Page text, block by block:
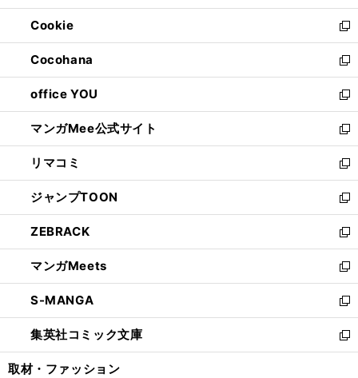
開
く
ウ
で
開
く
ン
ド
ウ
で
開
く
ウ
ィ
ン
ド
ウ
で
開
く
Cookie
新
し
い
ウ
ィ
ン
ド
ウ
で
開
く
Cocohana
新
し
い
ウ
ィ
ン
ド
ウ
で
開
く
office YOU
新
し
い
ウ
ィ
ン
ド
ウ
で
開
く
マンガMee公式サイト
新
し
い
ウ
ィ
ン
ド
ウ
で
開
く
リマコミ
新
し
い
ウ
ィ
ン
ド
ウ
で
開
く
ジャンプTOON
新
し
い
ウ
ィ
ン
ド
ウ
で
開
ZEBRACK
新
し
い
ウ
ィ
ン
ド
ウ
マンガMeets
新
し
い
ウ
ィ
ン
S-MANGA
新
し
い
ウ
集英社コミック文庫
新
し
取材・ファッション